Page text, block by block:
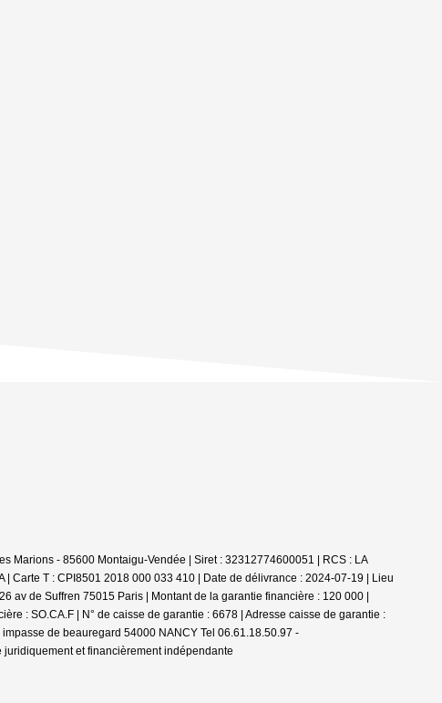
Marions - 85600 Montaigu-Vendée | Siret : 32312774600051 | RCS : LA
| Carte T : CPI8501 2018 000 033 410 | Date de délivrance : 2024-07-19 | Lieu
av de Suffren 75015 Paris | Montant de la garantie financière : 120 000 |
: SO.CA.F | N° de caisse de garantie : 6678 | Adresse caisse de garantie :
de beauregard 54000 NANCY Tel 06.61.18.50.97 -
juridiquement et financièrement indépendante